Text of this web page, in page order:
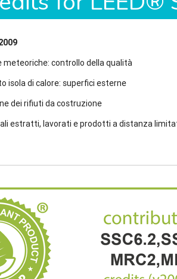
meteoriche: controllo della qualità
isola di calore: superfici esterne
dei rifiuti da costruzione
estratti, lavorati e prodotti a distanza